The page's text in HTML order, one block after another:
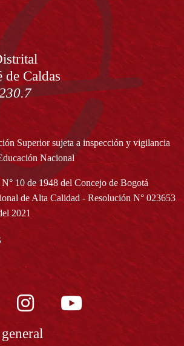
de Caldas
Superior sujeta a inspección y vigilancia
Nacional
10 de 1948 del Concejo de Bogotá
de Alta Calidad - Resolución N° 023653
2021